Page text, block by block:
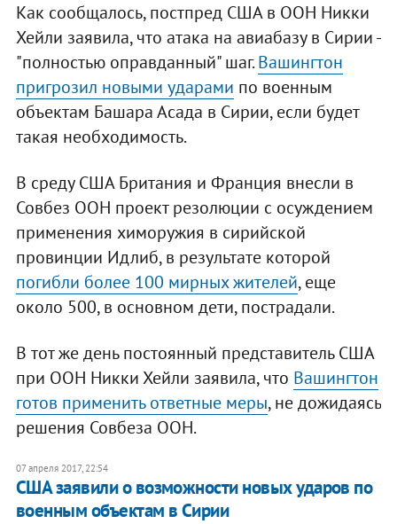
Как сообщалось, постпред США в ООН Никки
Хейли заявила, что атака на авиабазу в Сирии -
"полностью оправданный" шаг.Вашингтон
пригрозил новыми ударами по военным
объектам Башара Асада в Сирии, если будет
такая необходимость.
В среду США Британия и Франция внесли в
Совбез ООН проект резолюции с осуждением
применения химоружия в сирийской
провинции Идлиб, в результате которой
погибли более 100 мирных жителей, еще
около 500, в основном дети, пострадали.
В тот же день постоянный представитель США
при ООН Никки Хейли заявила, что Вашингтон
готов применить ответные меры, не дожидаясь
решения Совбеза ООН.
07 апреля 2017, 22:54
США заявили о возможности новых ударов по
военным объектам в Сирии